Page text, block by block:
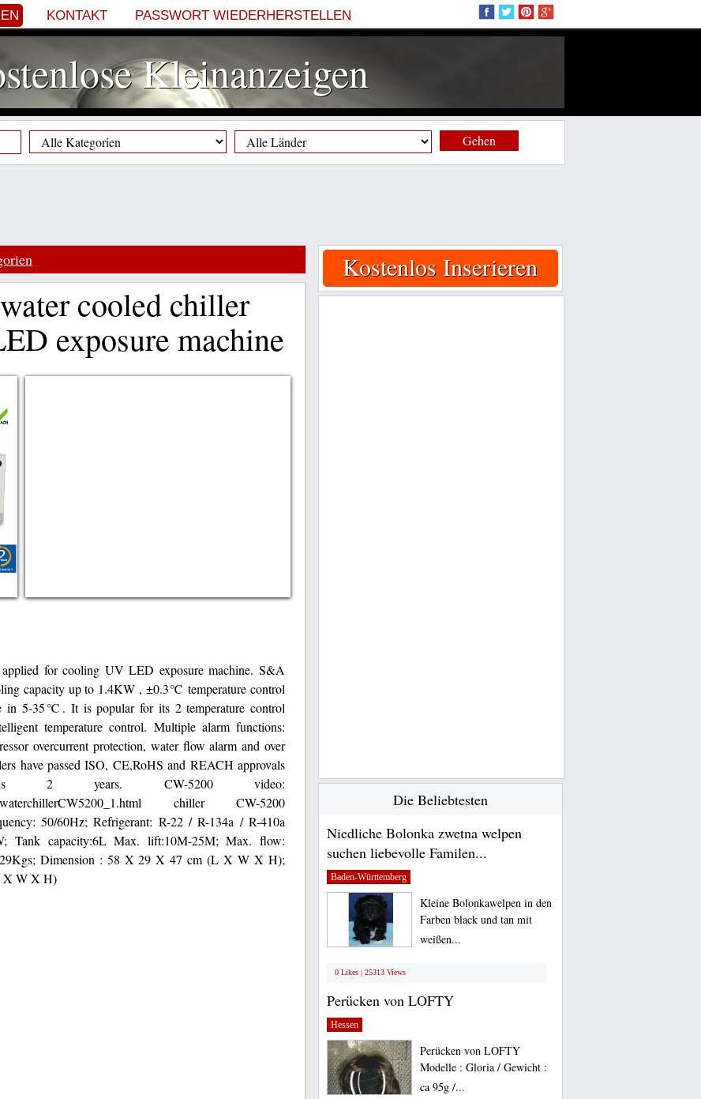
KONTAKT PASSWORT WIEDERHERSTELLEN
Kleinanzeigen
Gehen
cooled chiller
exposure machine
for cooling UV LED exposure machine. S&A
capacity up to 1.4KW , ±0.3℃ temperature control
in 5-35℃. It is popular for its 2 temperature control
temperature control. Multiple alarm functions:
overcurrent protection, water flow alarm and over
have passed ISO, CE,RoHS and REACH approvals
2 years. CW-5200 video:
chiller CW-5200
50/60Hz; Refrigerant: R-22 / R-134a / R-410a
Tank capacity:6L Max. lift:10M-25M; Max. flow:
Dimension : 58 X 29 X 47 cm (L X W X H);
X W X H)
Kostenlos Inserieren
Die Beliebtesten
Niedliche Bolonka zwetna welpen
suchen liebevolle Familen...
Baden-Württemberg
Kleine Bolonkawelpen in den
Farben black und tan mit
weißen...
0 Likes | 25313 Views
Perücken von LOFTY
Hessen
Perücken von LOFTY
Modelle : Gloria / Gewicht :
ca 95g /...